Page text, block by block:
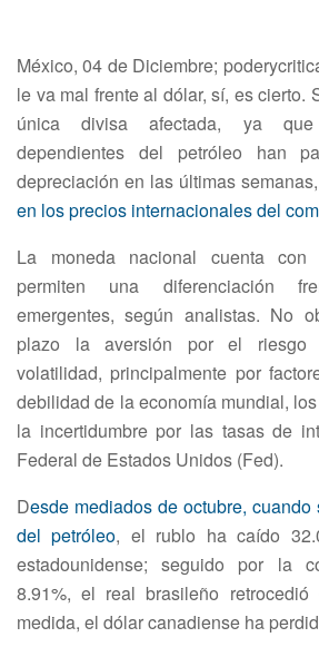
México, 04 de Diciembre;
le va mal frente al dólar, sí, es cierto.
única divisa afectada, ya que
dependientes del petróleo han
depreciación en las últimas
en los precios internacionales del
La moneda nacional cuenta con
permiten una diferenciación
emergentes, según analistas. No
plazo la aversión por el riesgo
volatilidad, principalmente por
debilidad de la economía mundial,
la incertidumbre por las tasas de
Federal de Estados Unidos (Fed).
Desde mediados de octubre,
del petróleo, el rublo ha caído
estadounidense; seguido por la
8.91%, el real brasileño
medida, el dólar canadiense ha